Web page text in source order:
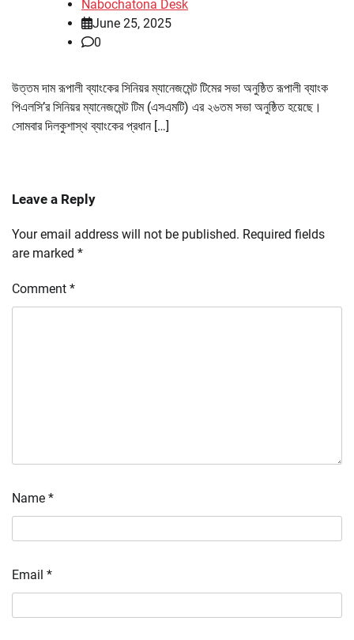
Nabochatona Desk
June 25, 2025
0
উত্তম দাম রূপালী ব্যাংকের সিনিয়র ম্যানেজমেন্ট টিমের সভা অনুষ্ঠিত রূপালী ব্যাংক
পিএলসি’র সিনিয়র ম্যানেজমেন্ট টিম (এসএমটি) এর ২৬তম সভা অনুষ্ঠিত হয়েছে।
সোমবার দিলকুশাস্থ ব্যাংকের প্রধান […]
Leave a Reply
Your email address will not be published. Required fields
are marked *
Comment *
Name *
Email *